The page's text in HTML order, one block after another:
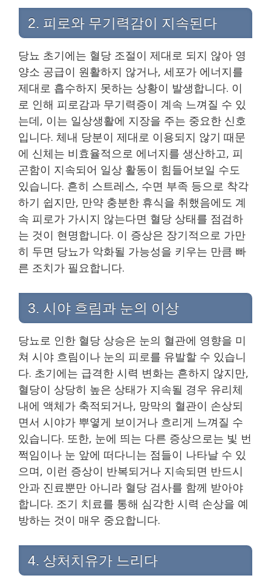
2. 피로와 무기력감이 지속된다
당뇨 초기에는 혈당 조절이 제대로 되지 않아 영
양소 공급이 원활하지 않거나, 세포가 에너지를
제대로 흡수하지 못하는 상황이 발생합니다. 이
로 인해 피로감과 무기력증이 계속 느껴질 수 있
는데, 이는 일상생활에 지장을 주는 중요한 신호
입니다. 체내 당분이 제대로 이용되지 않기 때문
에 신체는 비효율적으로 에너지를 생산하고, 피
곤함이 지속되어 일상 활동이 힘들어보일 수도
있습니다. 흔히 스트레스, 수면 부족 등으로 착각
하기 쉽지만, 만약 충분한 휴식을 취했음에도 계
속 피로가 가시지 않는다면 혈당 상태를 점검하
는 것이 현명합니다. 이 증상은 장기적으로 가만
히 두면 당뇨가 악화될 가능성을 키우는 만큼 빠
른 조치가 필요합니다.
3. 시야 흐림과 눈의 이상
당뇨로 인한 혈당 상승은 눈의 혈관에 영향을 미
쳐 시야 흐림이나 눈의 피로를 유발할 수 있습니
다. 초기에는 급격한 시력 변화는 흔하지 않지만,
혈당이 상당히 높은 상태가 지속될 경우 유리체
내에 액체가 축적되거나, 망막의 혈관이 손상되
면서 시야가 뿌옇게 보이거나 흐리게 느껴질 수
있습니다. 또한, 눈에 띄는 다른 증상으로는 빛 번
쩍임이나 눈 앞에 떠다니는 점들이 나타날 수 있
으며, 이런 증상이 반복되거나 지속되면 반드시
안과 진료뿐만 아니라 혈당 검사를 함께 받아야
합니다. 조기 치료를 통해 심각한 시력 손상을 예
방하는 것이 매우 중요합니다.
4. 상처치유가 느리다